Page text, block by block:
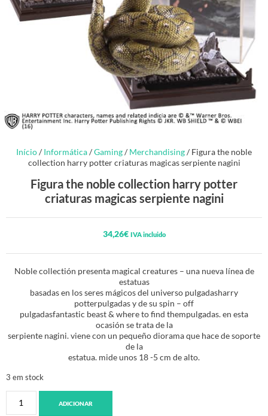
Início/ Informática/Gaming/ Merchandising/ Figura the noble
collection harry potter criaturas magicas serpiente nagini
Figura the noble collection harry potter
criaturas magicas serpiente nagini
34,26€ IVA incluido
Noble collectión presenta magical creatures – una nueva línea de
estatuas
basadas en los seres mágicos del universo pulgadasharry
potterpulgadas y de su spin – off
pulgadasfantastic beast & where to find thempulgadas. en esta
ocasión se trata de la
serpiente nagini. viene con un pequeño diorama que hace de soporte
de la
estatua. mide unos 18 -5 cm de alto.
3 em stock
ADICIONAR